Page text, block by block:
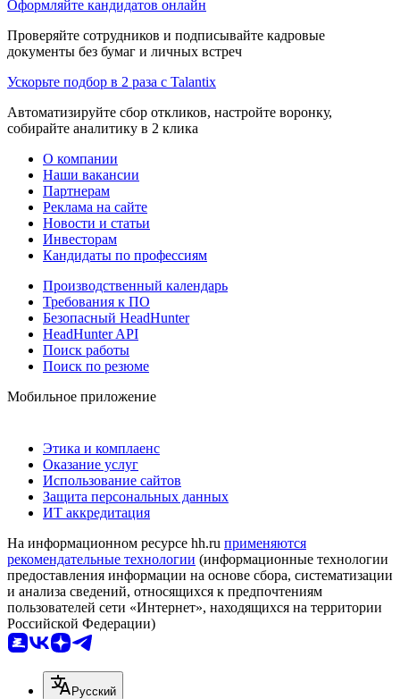
Оформляйте кандидатов онлайн
Проверяйте сотрудников и подписывайте кадровые
документы без бумаг и личных встреч
Ускорьте подбор в 2 раза с Talantix
Автоматизируйте сбор откликов, настройте воронку,
собирайте аналитику в 2 клика
О компании
Наши вакансии
Партнерам
Реклама на сайте
Новости и статьи
Инвесторам
Кандидаты по профессиям
Производственный календарь
Требования к ПО
Безопасный HeadHunter
HeadHunter API
Поиск работы
Поиск по резюме
Мобильное приложение
Этика и комплаенс
Оказание услуг
Использование сайтов
Защита персональных данных
ИТ аккредитация
На информационном ресурсе hh.ru применяются
рекомендательные технологии (информационные технологии
предоставления информации на основе сбора, систематизации
и анализа сведений, относящихся к предпочтениям
пользователей сети «Интернет», находящихся на территории
Российской Федерации)
Русский